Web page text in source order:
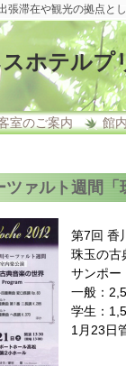
滞在や観光の拠点と
スホテル
室のご案内 館
ァルト週間「
第7回 香
珠玉の古
サンポ
一般：
学生：
1月23日